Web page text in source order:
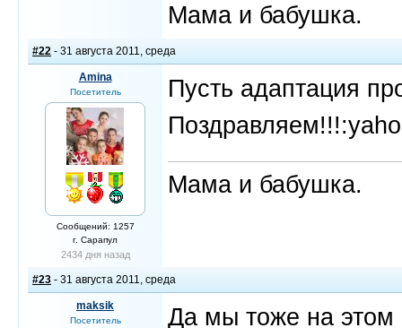
Мама и бабушка.
#22 - 31 августа 2011, среда
Amina
Посетитель
Сообщений: 1257
г. Сарапул
2434 дня назад
Пусть адаптация
Мама и бабушка.
#23 - 31 августа 2011, среда
maksik
Посетитель Да мы тоже на этом